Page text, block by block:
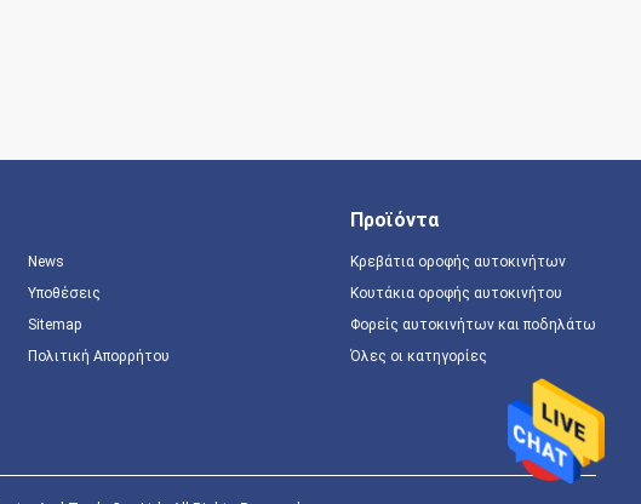
News
Υποθέσεις
Sitemap
Πολιτική Απορρήτου
Προϊόντα
Κρεβάτια οροφής αυτοκινήτων
Κουτάκια οροφής αυτοκινήτου
Φορείς αυτοκινήτων και ποδηλάτων
Όλες οι κατηγορίες